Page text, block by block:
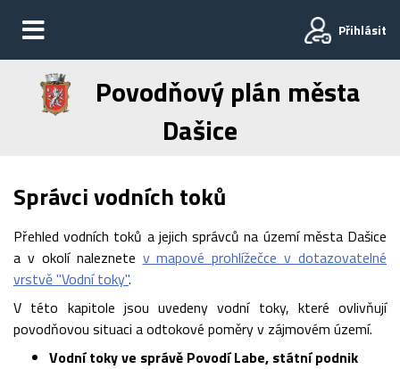
Přihlásit
Povodňový plán města
Dašice
Správci vodních toků
Přehled vodních toků a jejich správců na území města Dašice
a v okolí naleznete v mapové prohlížečce v dotazovatelné
vrstvě "Vodní toky".
V této kapitole jsou uvedeny vodní toky, které ovlivňují
povodňovou situaci a odtokové poměry v zájmovém území.
Vodní toky ve správě Povodí Labe, státní podnik